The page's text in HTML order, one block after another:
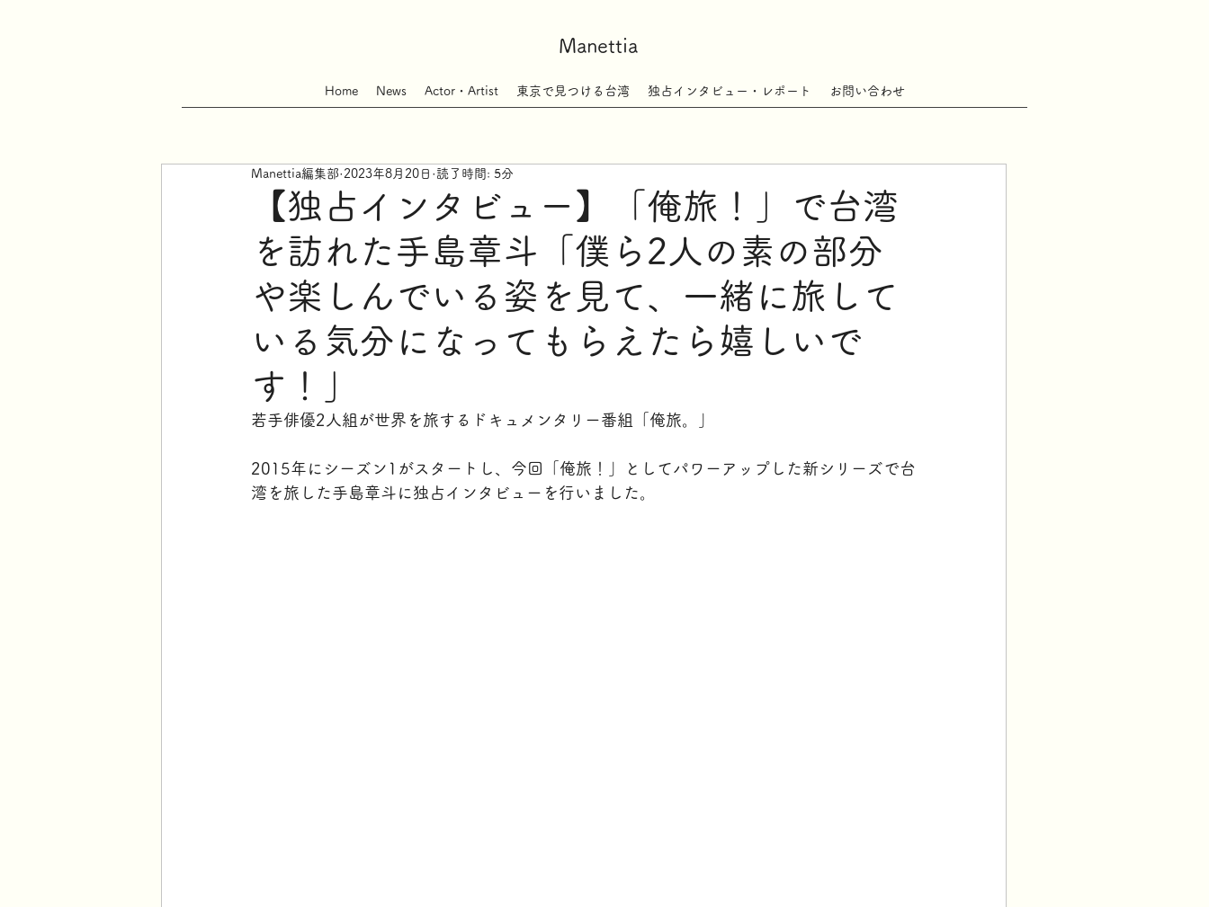
Manettia
Home News Actor・Artist 東京で見つける台湾 独占インタビュー・レポート お問い合わせ
【独占インタビュー】「俺旅！」で台湾
を訪れた手島章斗「僕ら2人の素の部分
や楽しんでいる姿を見て、一緒に旅して
いる気分になってもらえたら嬉しいで
す！」
Manettia編集部 2023年8月20日 読了時間: 5分
若手俳優2人組が世界を旅するドキュメンタリー番組「俺旅。」
2015年にシーズン1がスタートし、今回「俺旅！」としてパワーアップした新シリーズで台
湾を旅した手島章斗に独占インタビューを行いました。